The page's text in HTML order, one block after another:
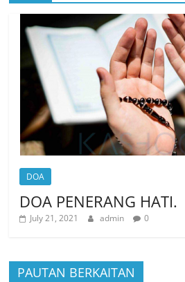
DOA
DOA PENERANG HATI.
July 21, 2021 admin 0
PAUTAN BERKAITAN